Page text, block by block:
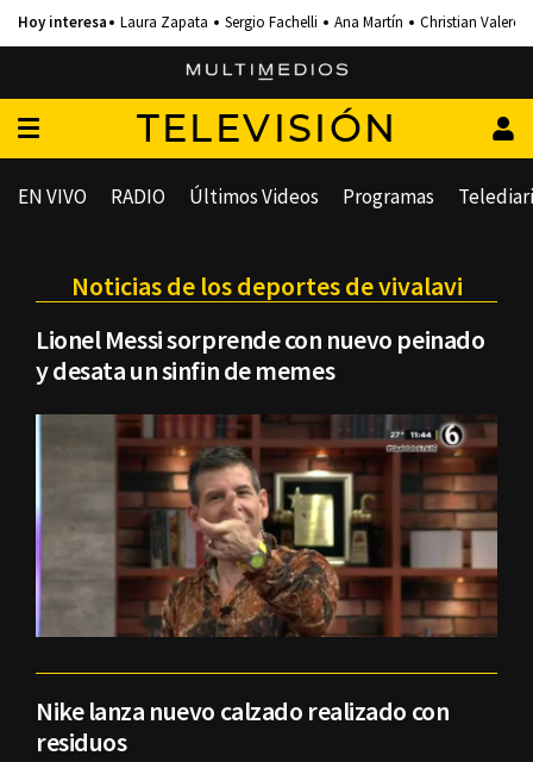
Laura Zapata Sergio Fachelli Ana Martín Christian Valero
TELEVISIÓN
EN VIVO RADIO Últimos Videos Programas
Noticias de los deportes de vivalavi
Lionel Messi sorprende con nuevo peinado
y desata un sinfin de memes
Nike lanza nuevo calzado realizado con
residuos